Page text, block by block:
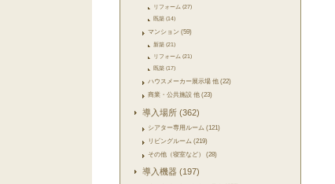
リフォーム (27)
既築 (14)
マンション (59)
新築 (21)
リフォーム (21)
既築 (17)
ハウスメーカー展示場 他 (22)
商業・公共施設 他 (23)
導入場所 (362)
シアター専用ルーム (121)
リビングルーム (219)
その他（寝室など） (28)
導入機器 (197)